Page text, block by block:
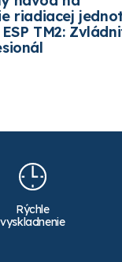
riadiacej
TM2:
Rýchle
vyskladnenie